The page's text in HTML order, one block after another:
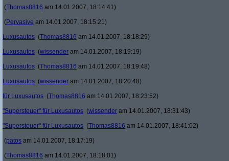
(Thomas8816 am 14.01.2007, 18:14:41)
(Pervasive am 14.01.2007, 18:15:21)
Luxusautos (Thomas8816 am 14.01.2007, 18:18:29)
Luxusautos (wissender am 14.01.2007, 18:19:19)
Luxusautos (Thomas8816 am 14.01.2007, 18:19:48)
Luxusautos (wissender am 14.01.2007, 18:20:48)
für Luxusautos (Thomas8816 am 14.01.2007, 18:23:52)
"Supersteuer" für Luxusautos (wissender am 14.01.2007, 18:31:43)
"Supersteuer" für Luxusautos (Thomas8816 am 14.01.2007, 18:41:02)
(patos am 14.01.2007, 18:17:19)
(Thomas8816 am 14.01.2007, 18:18:01)